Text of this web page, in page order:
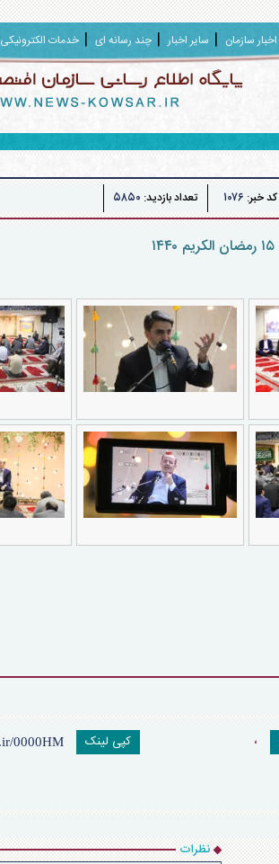
اخبار سازمان سایر اخبار چند رسانه ای خدمات الکترونیکی
کد خبر: ۱۰۷۶ تعداد بازدید: ۵۸۵۰
، کپی لینک
نظرات